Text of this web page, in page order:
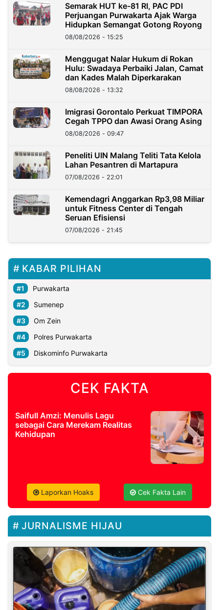
Semarak HUT ke-81 RI, PAC PDI
Perjuangan Purwakarta Ajak Warga
Hidupkan Semangat Gotong Royong
08/08/2026 - 15:25
Menggugat Nalar Hukum di Rokan
Hulu: Swadaya Perbaiki Jalan, Camat
dan Kades Malah Diperkarakan
08/08/2026 - 13:32
Imigrasi Gorontalo Perkuat TIMPORA
Cegah TPPO dan Awasi Orang Asing
08/08/2026 - 09:47
Peneliti UIN Malang Teliti Tata Kelola
Lahan Pesantren di Martapura
07/08/2026 - 22:01
Kemendagri Anggarkan Rp3,98 Miliar
untuk Fitness Center di Tengah
Seruan Efisiensi
07/08/2026 - 21:45
KABAR PILIHAN
Purwakarta
Sumenep
Om Zein
Polres Purwakarta
Diskominfo Purwakarta
CEK FAKTA
Saifull Amzi: Menulis Lagu
sebagai Cara Merekam Realitas
Kehidupan
Laporkan Hoaks Cek Fakta Lain
JURNALISME HIJAU